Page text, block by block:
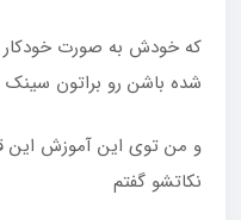
که خودش به صورت خودکار
شده باشن رو براتون سینک
و من توی این آموزش این
نکاتشو گفتم